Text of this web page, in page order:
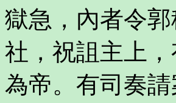
獄急，內者令
社，祝詛主上
為帝。有司奏